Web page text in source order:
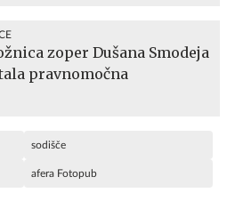
zoper Dušana Smodeja
pravnomočna
sodišče
afera Fotopub